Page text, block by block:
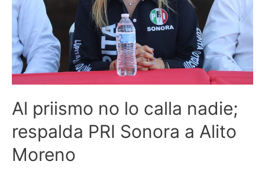
Al priismo no lo calla nadie;
respalda PRI Sonora a Alito
Moreno
PRI
a
Alito
Moreno